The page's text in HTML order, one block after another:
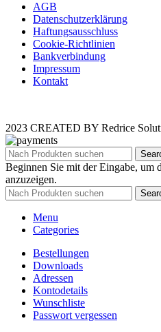
AGB
Datenschutzerklärung
Haftungsausschluss
Cookie-Richtlinien
Bankverbindung
Impressum
Kontakt
2023 CREATED BY Redrice
Beginnen Sie mit der Eingabe, um
anzuzeigen.
Menu
Categories
Bestellungen
Downloads
Adressen
Kontodetails
Wunschliste
Passwort vergessen